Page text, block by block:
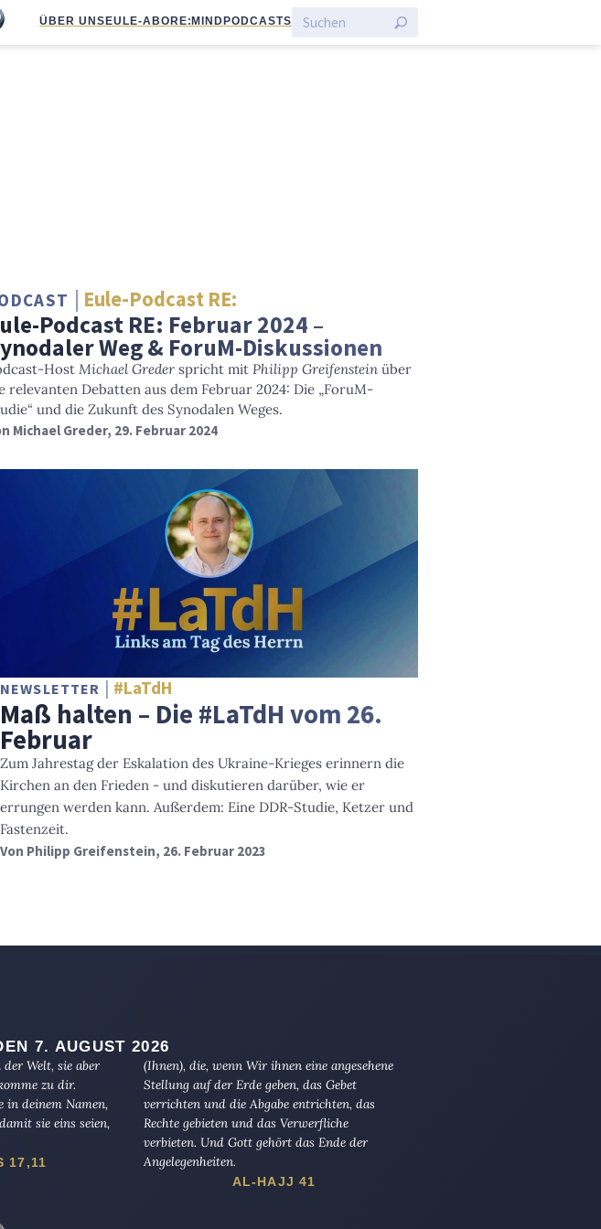
ÜBER UNS EULE-ABO RE:MIND PODCASTS
Eule-Podcast RE:
Podcast RE: Februar 2024 –
Weg & ForuM-Diskussionen
Host Michael Greder spricht mit Philipp Greifenstein über
relevanten Debatten aus dem Februar 2024: Die „ForuM-
und die Zukunft des Synodalen Weges.
Michael Greder, 29. Februar 2024
NEWSLETTER #LaTdH
Maß halten – Die #LaTdH vom 26.
Februar
Zum Jahrestag der Eskalation des Ukraine-Krieges erinnern die
Kirchen an den Frieden - und diskutieren darüber, wie er
errungen werden kann. Außerdem: Eine DDR-Studie, Ketzer und
Fastenzeit.
Von Philipp Greifenstein, 26. Februar 2023
7. AUGUST 2026
Welt, sie aber
zu dir.
in deinem Namen,
sie eins seien,
17,11
(Ihnen), die, wenn Wir ihnen eine angesehene
Stellung auf der Erde geben, das Gebet
verrichten und die Abgabe entrichten, das
Rechte gebieten und das Verwerfliche
verbieten. Und Gott gehört das Ende der
Angelegenheiten.
AL-HAJJ 41